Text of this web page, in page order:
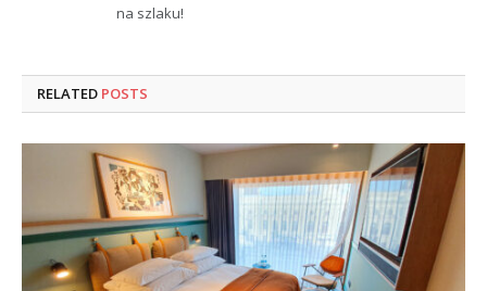
na szlaku!
RELATED POSTS